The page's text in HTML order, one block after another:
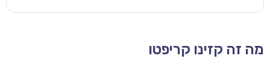
מה זה קזינו קריפטו